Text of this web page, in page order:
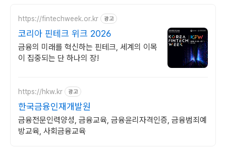
https://fintechweek.or.kr 광고
코리아 핀테크 위크 2026
금융의 미래를 혁신하는 핀테크, 세계의 이목
이 집중되는 단 하나의 장!
https://hkw.kr 광고
한국금융인재개발원
금융전문인력양성, 금융교육, 금융윤리자격인증, 금융범죄예
방교육, 사회금융교육